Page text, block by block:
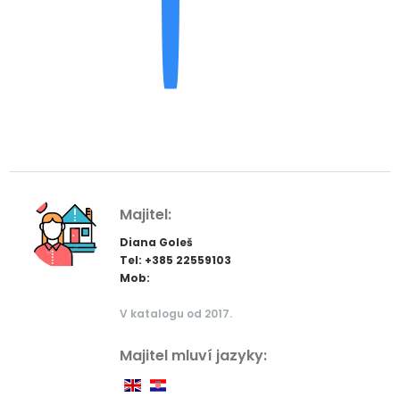
Majitel:
Diana Goleš
Tel: +385 22559103
Mob:
V katalogu od 2017.
Majitel mluví jazyky: